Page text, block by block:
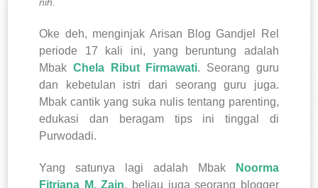
Oke deh, menginjak Arisan Blog Gandjel Rel
periode 17 kali ini, yang beruntung adalah
Mbak Chela Ribut Firmawati. Seorang guru
dan kebetulan istri dari seorang guru juga.
Mbak cantik yang suka nulis tentang parenting,
edukasi dan beragam tips ini tinggal di
Purwodadi.
Yang satunya lagi adalah Mbak
Noorma
Fitriana M. Zain, beliau juga seorang blogger